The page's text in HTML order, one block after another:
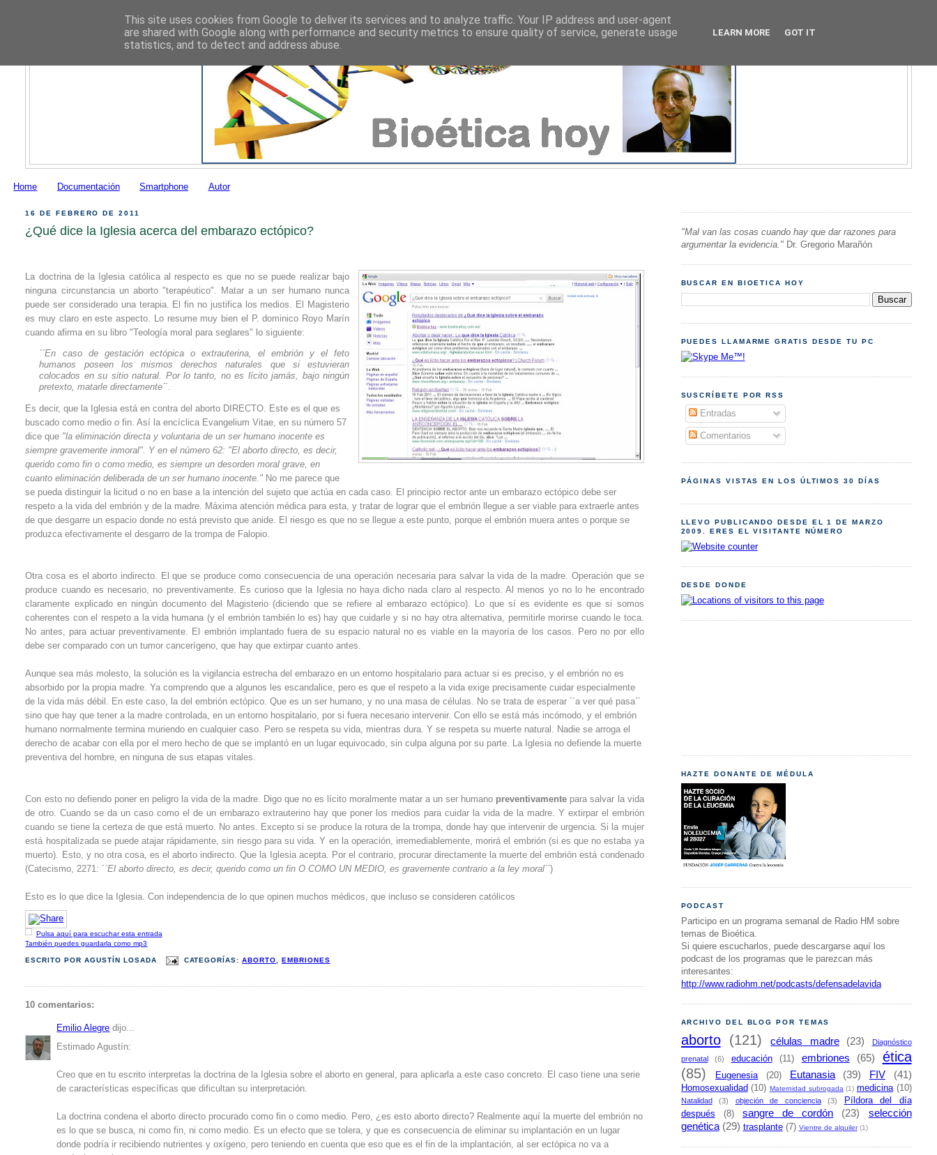
Home Documentación Smartphone Autor
16 DE FEBRERO DE 2011
¿Qué dice la Iglesia acerca del embarazo ectópico?
La doctrina de la Iglesia católica al respecto es que no se puede realizar bajo
ninguna circunstancia un aborto "terapéutico". Matar a un ser humano nunca
puede ser considerado una terapia. El fin no justifica los medios. El Magisterio
es muy claro en este aspecto. Lo resume muy bien el P. dominico Royo Marín
cuando afirma en su libro "Teología moral para seglares" lo siguiente:
´´En caso de gestación ectópica o extrauterina, el embrión y el feto
humanos poseen los mismos derechos naturales que si estuvieran
colocados en su sitio natural. Por lo tanto, no es lícito jamás, bajo ningún
pretexto, matarle directamente´´.
Es decir, que la Iglesia está en contra del aborto DIRECTO. Este es el que es
buscado como medio o fin. Así la encíclica Evangelium Vitae, en su número 57
dice que "la eliminación directa y voluntaria de un ser humano inocente es
siempre gravemente inmoral". Y en el número 62: "El aborto directo, es decir,
querido como fin o como medio, es siempre un desorden moral grave, en
cuanto eliminación deliberada de un ser humano inocente." No me parece que
se pueda distinguir la licitud o no en base a la intención del sujeto que actúa en cada caso. El principio rector ante un embarazo ectópico debe ser
respeto a la vida del embrión y de la madre. Máxima atención médica para esta, y tratar de lograr que el embrión llegue a ser viable para extraerle antes
de que desgarre un espacio donde no está previsto que anide. El riesgo es que no se llegue a este punto, porque el embrión muera antes o porque se
produzca efectivamente el desgarro de la trompa de Falopio.
Otra cosa es el aborto indirecto. El que se produce como consecuencia de una operación necesaria para salvar la vida de la madre. Operación que se
produce cuando es necesario, no preventivamente. Es curioso que la Iglesia no haya dicho nada claro al respecto. Al menos yo no lo he encontrado
claramente explicado en ningún documento del Magisterio (diciendo que se refiere al embarazo ectópico). Lo que sí es evidente es que si somos
coherentes con el respeto a la vida humana (y el embrión también lo es) hay que cuidarle y si no hay otra alternativa, permitirle morirse cuando le toca.
No antes, para actuar preventivamente. El embrión implantado fuera de su espacio natural no es viable en la mayoría de los casos. Pero no por ello
debe ser comparado con un tumor cancerígeno, que hay que extirpar cuanto antes.
Aunque sea más molesto, la solución es la vigilancia estrecha del embarazo en un entorno hospitalario para actuar si es preciso, y el embrión no es
absorbido por la propia madre. Ya comprendo que a algunos les escandalice, pero es que el respeto a la vida exige precisamente cuidar especialmente
de la vida más débil. En este caso, la del embrión ectópico. Que es un ser humano, y no una masa de células. No se trata de esperar ´´a ver qué pasa´´
sino que hay que tener a la madre controlada, en un entorno hospitalario, por si fuera necesario intervenir. Con ello se está más incómodo, y el embrión
humano normalmente termina muriendo en cualquier caso. Pero se respeta su vida, mientras dura. Y se respeta su muerte natural. Nadie se arroga el
derecho de acabar con ella por el mero hecho de que se implantó en un lugar equivocado, sin culpa alguna por su parte. La Iglesia no defiende la muerte
preventiva del hombre, en ninguna de sus etapas vitales.
Con esto no defiendo poner en peligro la vida de la madre. Digo que no es lícito moralmente matar a un ser humano preventivamente para salvar la vida
de otro. Cuando se da un caso como el de un embarazo extrauterino hay que poner los medios para cuidar la vida de la madre. Y extirpar el embrión
cuando se tiene la certeza de que está muerto. No antes. Excepto si se produce la rotura de la trompa, donde hay que intervenir de urgencia. Si la mujer
está hospitalizada se puede atajar rápidamente, sin riesgo para su vida. Y en la operación, irremediablemente, morirá el embrión (si es que no estaba ya
muerto). Esto, y no otra cosa, es el aborto indirecto. Que la Iglesia acepta. Por el contrario, procurar directamente la muerte del embrión está condenado
(Catecismo, 2271: ´´El aborto directo, es decir, querido como un fin O COMO UN MEDIO, es gravemente contrario a la ley moral´´)
Esto es lo que dice la Iglesia. Con independencia de lo que opinen muchos médicos, que incluso se consideren católicos
Pulsa aquí para escuchar esta entrada
También puedes guardarla como mp3
ESCRITO PORAGUSTÍN LOSADA CATEGORÍAS:ABORTO EMBRIONES
10 comentarios:
Emilio Alegre dijo...
Estimado Agustín:
Creo que en tu escrito interpretas la doctrina de la Iglesia sobre el aborto en general, para aplicarla a este caso concreto. El caso tiene una serie
de características específicas que dificultan su interpretación.
La doctrina condena el aborto directo procurado como fin o como medio. Pero, ¿es esto aborto directo? Realmente aquí la muerte del embrión no
es lo que se busca, ni como fin, ni como medio. Es un efecto que se tolera, y que es consecuencia de eliminar su implantación en un lugar
donde podría ir recibiendo nutrientes y oxígeno, pero teniendo en cuenta que eso que es el fin de la implantación, al ser ectópica no va a
"Mal van las cosas cuando hay que dar razones para
argumentar la evidencia." Dr. Gregorio Marañón
BUSCAR EN BIOETICA HOY
PUEDES LLAMARME GRATIS DESDE TU PC
SUSCRÍBETE POR RSS
Entradas
Comentarios
PÁGINAS VISTAS EN LOS ÚLTIMOS 30 DÍAS
LLEVO PUBLICANDO DESDE EL 1 DE MARZO
2009. ERES EL VISITANTE NÚMERO
DESDE DONDE
HAZTE DONANTE DE MÉDULA
PODCAST
Participo en un programa semanal de Radio HM sobre
temas de Bioética.
Si quiere escucharlos, puede descargarse aquí los
podcast de los programas que le parezcan más
interesantes:
http://www.radiohm.net/podcasts/defensadelavida
ARCHIVO DEL BLOG POR TEMAS
aborto (121) células madre (23)
Diagnóstico
prenatal
(6) educación (11) embriones (65)
ética
(85)
Eugenesia (20) Eutanasia (39) FIV (41)
Homosexualidad (10) Maternidad subrogada (1) medicina (10)
Natalidad (3) objeción de conciencia (3)
Píldora del día
después
(8) sangre de cordón (23)
selección
genética (29) trasplante (7) Vientre de alquiler (1)
This site uses cookies from Google to deliver its services and to analyze traffic. Your IP address and user-agent
are shared with Google along with performance and security metrics to ensure quality of service, generate usage
statistics, and to detect and address abuse.
LEARN MORE GOT IT